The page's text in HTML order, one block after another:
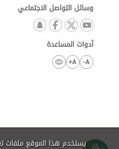
وسائل التواصل الاجتماعي
أدوات المساعدة
A-
A+
يستخدم هذا الموقع ملفات